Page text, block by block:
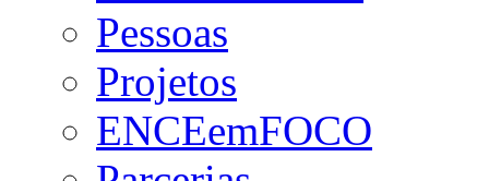
Pessoas
Projetos
ENCEemFOCO